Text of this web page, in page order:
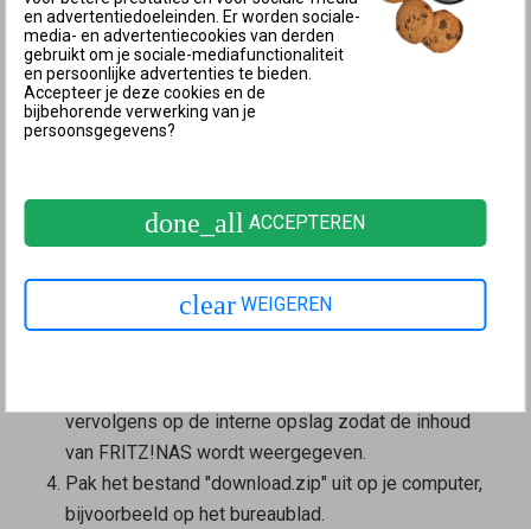
Klik op het tabblad "Restore".
Schakel de optie "Telephony data" in.
Klik op de knop "Bladeren..." of "Bestand kiezen".
Selecteer het bestand "FRITZ.Box[...].zip" met de
Gegevens van interne opslag herstellen
"Home Network".
Klik in het menu "Home Network" op "USB /
vervolgens op de interne opslag zodat de inhoud
van FRITZ!NAS wordt weergegeven.
Pak het bestand "download.zip" uit op je computer,
bijvoorbeeld op het bureaublad.
en advertentiedoeleinden. Er worden sociale-
media- en advertentiecookies van derden
gebruikt om je sociale-mediafunctionaliteit
en persoonlijke advertenties te bieden.
Accepteer je deze cookies en de
bijbehorende verwerking van je
persoonsgegevens?
done_all ACCEPTEREN
clear WEIGEREN